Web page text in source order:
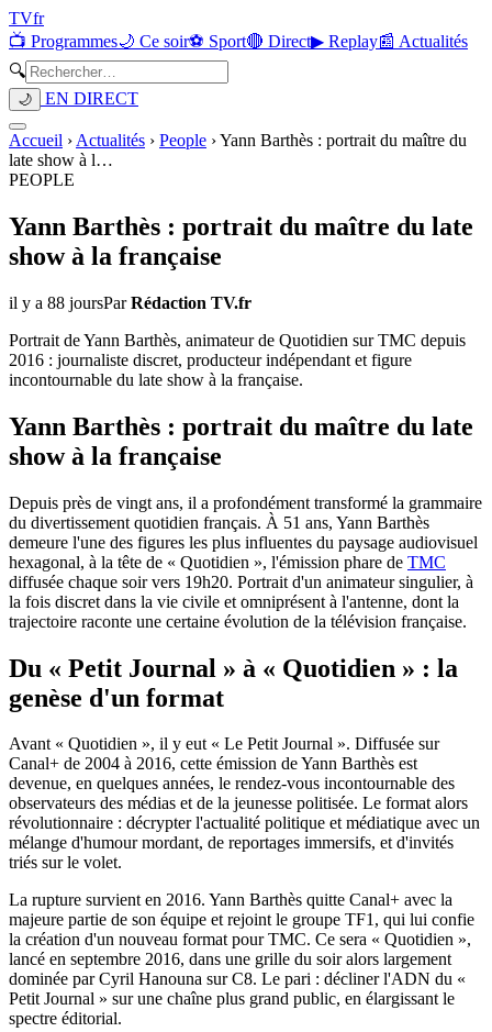
TVfr
📺 Programmes🌙 Ce soir⚽ Sport🔴 Direct▶ Replay📰 Actualités
🔍
🌙 EN DIRECT
Accueil › Actualités › People ›Yann Barthès : portrait du maître du
late show à l…
PEOPLE
Yann Barthès : portrait du maître du late
show à la française
il y a 88 joursParRédaction TV.fr
Portrait de Yann Barthès, animateur de Quotidien sur TMC depuis
2016 : journaliste discret, producteur indépendant et figure
incontournable du late show à la française.
Yann Barthès : portrait du maître du late
show à la française
Depuis près de vingt ans, il a profondément transformé la grammaire
du divertissement quotidien français. À 51 ans, Yann Barthès
demeure l'une des figures les plus influentes du paysage audiovisuel
hexagonal, à la tête de « Quotidien », l'émission phare de TMC
diffusée chaque soir vers 19h20. Portrait d'un animateur singulier, à
la fois discret dans la vie civile et omniprésent à l'antenne, dont la
trajectoire raconte une certaine évolution de la télévision française.
Du « Petit Journal » à « Quotidien » : la
genèse d'un format
Avant « Quotidien », il y eut « Le Petit Journal ». Diffusée sur
Canal+ de 2004 à 2016, cette émission de Yann Barthès est
devenue, en quelques années, le rendez-vous incontournable des
observateurs des médias et de la jeunesse politisée. Le format alors
révolutionnaire : décrypter l'actualité politique et médiatique avec un
mélange d'humour mordant, de reportages immersifs, et d'invités
triés sur le volet.
La rupture survient en 2016. Yann Barthès quitte Canal+ avec la
majeure partie de son équipe et rejoint le groupe TF1, qui lui confie
la création d'un nouveau format pour TMC. Ce sera « Quotidien »,
lancé en septembre 2016, dans une grille du soir alors largement
dominée par Cyril Hanouna sur C8. Le pari : décliner l'ADN du «
Petit Journal » sur une chaîne plus grand public, en élargissant le
spectre éditorial.